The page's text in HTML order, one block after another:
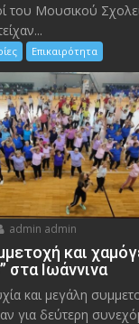
του Μουσικού
Επικαιρότητα
admin admin
και
στα Ιωάννινα
και μεγάλη
για δεύτερη